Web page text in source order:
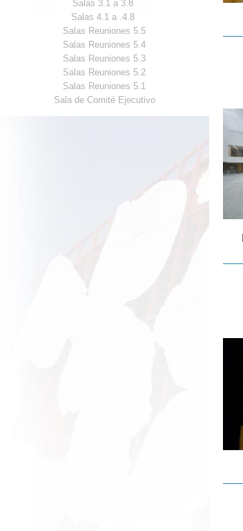
Salas 3.1 a 3.8
Salas 4.1 a .4.8
Salas Reuniones 5.5
Salas Reuniones 5.4
Salas Reuniones 5.3
Salas Reuniones 5.2
Salas Reuniones 5.1
Sala de Comité Ejecutivo